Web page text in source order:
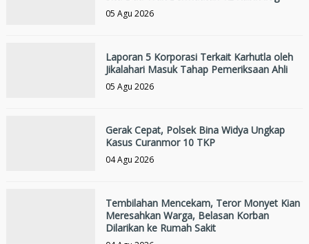
05 Agu 2026
Laporan 5 Korporasi Terkait Karhutla oleh
Jikalahari Masuk Tahap Pemeriksaan Ahli
05 Agu 2026
Gerak Cepat, Polsek Bina Widya Ungkap
Kasus Curanmor 10 TKP
04 Agu 2026
Tembilahan Mencekam, Teror Monyet Kian
Meresahkan Warga, Belasan Korban
Dilarikan ke Rumah Sakit